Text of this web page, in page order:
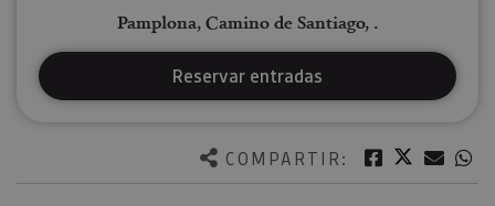
COMPARTIR: Facebook
Twitter
Pamplona, Camino de Santiago, .
Reservar entradas